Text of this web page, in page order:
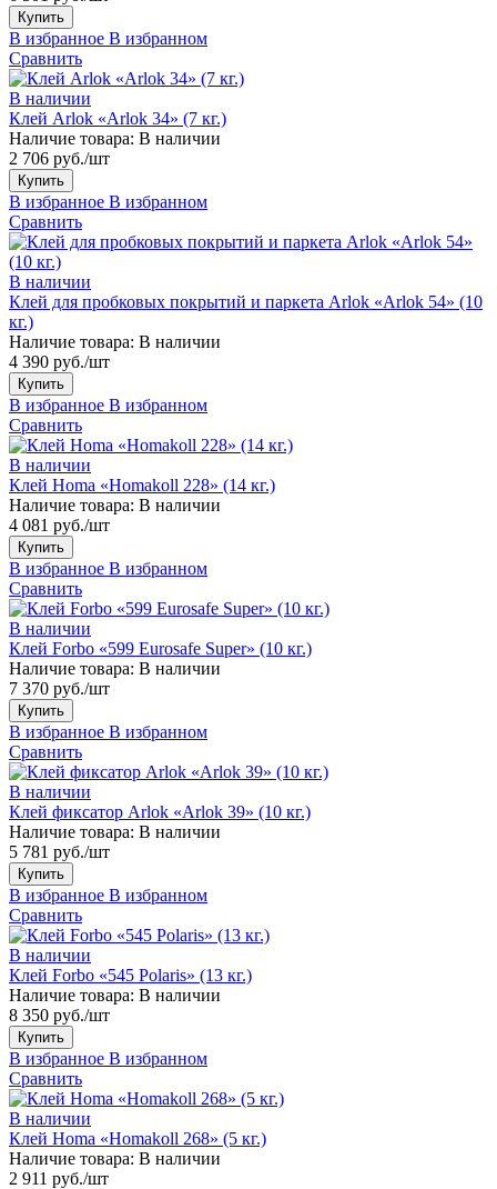
Купить
В избранное В избранном
Сравнить
В наличии
Клей Arlok «Arlok 34» (7 кг.)
Наличие товара: В наличии
2 706 руб./шт
Купить
В избранное В избранном
Сравнить
В наличии
Клей для пробковых покрытий и паркета Arlok «Arlok 54» (10
кг.)
Наличие товара: В наличии
4 390 руб./шт
Купить
В избранное В избранном
Сравнить
В наличии
Клей Homa «Homakoll 228» (14 кг.)
Наличие товара: В наличии
4 081 руб./шт
Купить
В избранное В избранном
Сравнить
В наличии
Клей Forbo «599 Eurosafe Super» (10 кг.)
Наличие товара: В наличии
7 370 руб./шт
Купить
В избранное В избранном
Сравнить
В наличии
Клей фиксатор Arlok «Arlok 39» (10 кг.)
Наличие товара: В наличии
5 781 руб./шт
Купить
В избранное В избранном
Сравнить
В наличии
Клей Forbo «545 Polaris» (13 кг.)
Наличие товара: В наличии
8 350 руб./шт
Купить
В избранное В избранном
Сравнить
В наличии
Клей Homa «Homakoll 268» (5 кг.)
Наличие товара: В наличии
2 911 руб./шт